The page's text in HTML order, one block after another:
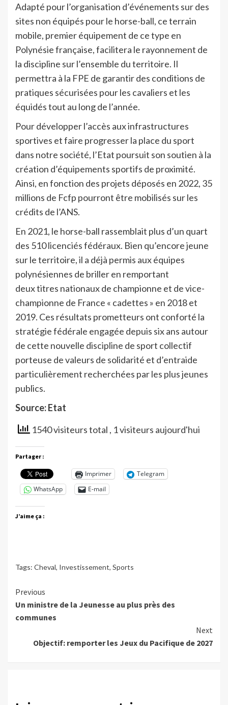
Adapté pour l’organisation d’événements sur des
sites non équipés pour le horse-ball, ce terrain
mobile, premier équipement de ce type en
Polynésie française, facilitera le rayonnement de
la discipline sur l’ensemble du territoire. Il
permettra à la FPE de garantir des conditions de
pratiques sécurisées pour les cavaliers et les
équidés tout au long de l’année.
Pour développer l’accès aux infrastructures
sportives et faire progresser la place du sport
dans notre société, l’Etat poursuit son soutien à la
création d’équipements sportifs de proximité.
Ainsi, en fonction des projets déposés en 2022, 35
millions de Fcfp pourront être mobilisés sur les
crédits de l’ANS.
En 2021, le horse-ball rassemblait plus d’un quart
des 510 licenciés fédéraux. Bien qu’encore jeune
sur le territoire, il a déjà permis aux équipes
polynésiennes de briller en remportant
deux titres nationaux de championne et de vice-
championne de France « cadettes » en 2018 et
2019. Ces résultats prometteurs ont conforté la
stratégie fédérale engagée depuis six ans autour
de cette nouvelle discipline de sport collectif
porteuse de valeurs de solidarité et d’entraide
particulièrement recherchées par les plus jeunes
publics.
Source: Etat
1540 visiteurs total , 1 visiteurs aujourd'hui
Partager :
Imprimer
Telegram
WhatsApp
E-mail
J’aime ça :
Tags: Cheval, Investissement, Sports
Continue
Reading
Previous
Un ministre de la Jeunesse au plus près des
communes
Next
Objectif: remporter les Jeux du Pacifique de 2027